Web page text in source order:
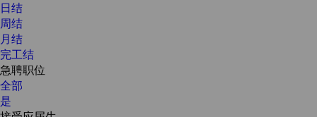
日结
周结
月结
完工结
急聘职位
全部
是